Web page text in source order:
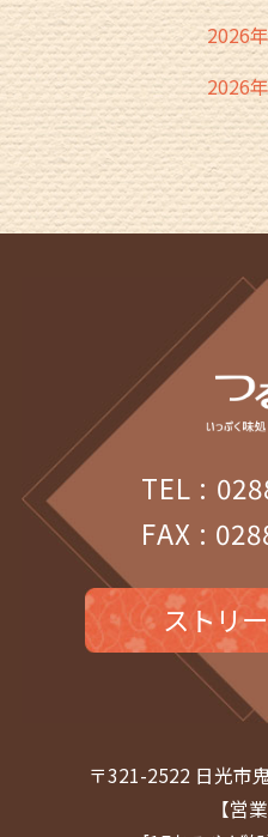
2026
2026
2025
2025
2025
2025
2025年
2025
2025
2025
2025
2025
2025
2024
TEL :
FAX :
ストリ
〒321-2522 日光市
【営